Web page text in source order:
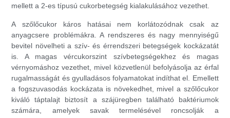
mellett a 2-es típusú cukorbetegség kialakulásához vezethet.
A szőlőcukor káros hatásai nem korlátozódnak csak az
anyagcsere problémákra. A rendszeres és nagy mennyiségű
bevitel növelheti a szív- és érrendszeri betegségek kockázatát
is. A magas vércukorszint szívbetegségekhez és magas
vérnyomáshoz vezethet, mivel közvetlenül befolyásolja az érfal
rugalmasságát és gyulladásos folyamatokat indíthat el. Emellett
a fogszuvasodás kockázata is növekedhet, mivel a szőlőcukor
kiváló táptalajt biztosít a szájüregben található baktériumok
számára, amelyek savak termelésével roncsolják a